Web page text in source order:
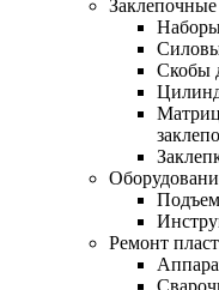
Скобы
Ремонт